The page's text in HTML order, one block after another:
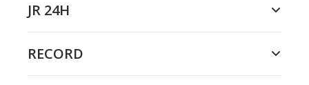
JR 24H
RECORD